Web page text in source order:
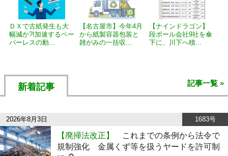
ＤＸで古紙発生も大
幅減か?!加速するペー
パーレスの動...
【名古屋市】今年4月
から紙製容器包装と
雑がみの一括収...
【ナインドラゴン】
段ボール会社9社を傘
下に、川下へ積...
新着記事 記事一覧 »
2026年8月3日 1683号
【廃掃法改正】
これまでの条例から法令で
規制強化 金属くず等を扱うヤードを許可制